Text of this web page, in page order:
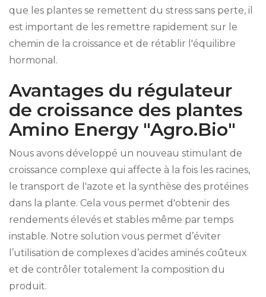
que les plantes se remettent du stress sans perte, il
est important de les remettre rapidement sur le
chemin de la croissance et de rétablir l'équilibre
hormonal.
Avantages du régulateur
de croissance des plantes
Amino Energy "Agro.Bio"
Nous avons développé un nouveau stimulant de
croissance complexe qui affecte à la fois les racines,
le transport de l'azote et la synthèse des protéines
dans la plante. Cela vous permet d'obtenir des
rendements élevés et stables même par temps
instable. Notre solution vous permet d’éviter
l’utilisation de complexes d’acides aminés coûteux
et de contrôler totalement la composition du
produit.